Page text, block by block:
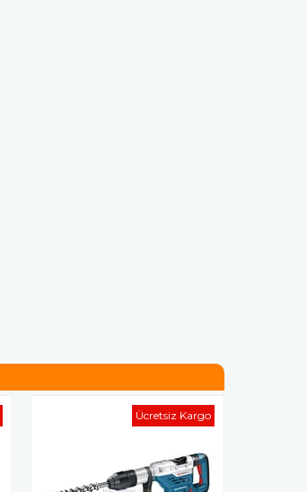
Ücretsiz Kargo